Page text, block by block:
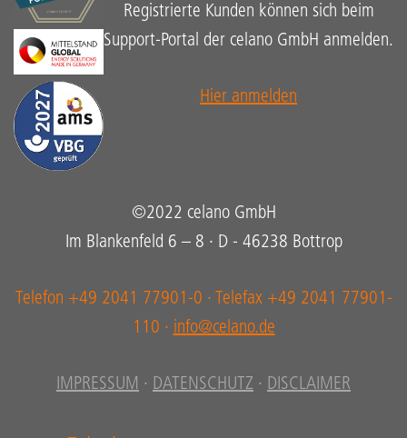
Registrierte Kunden können sich beim
Support-Portal der celano GmbH anmelden.
Hier anmelden
©2022 celano GmbH
Im Blankenfeld 6 – 8 · D - 46238 Bottrop
Telefon +49 2041 77901-0 · Telefax +49 2041 77901-
110 · info@celano.de
IMPRESSUM · DATENSCHUTZ · DISCLAIMER